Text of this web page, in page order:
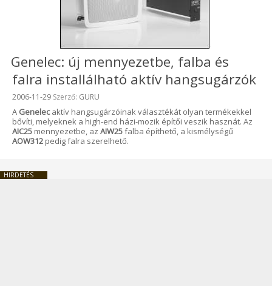
Genelec: új mennyezetbe, falba és
falra installálható aktív hangsugárzók
Beküldve:
2006-11-29 Szerző: GURU
A Genelecaktív hangsugárzóinak választékát olyan termékekkel
bővíti, melyeknek a high-end házi-mozik építői veszik hasznát. Az
AIC25 mennyezetbe, az AIW25falba építhető, a kismélységű
AOW312 pedig falra szerelhető.
HIRDETÉS